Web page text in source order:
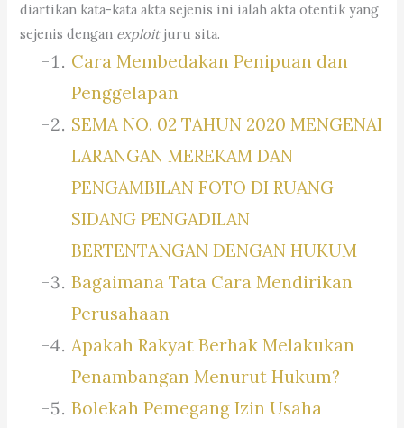
diartikan kata-kata akta sejenis ini ialah akta otentik yang
sejenis dengan exploitjuru sita.
Cara Membedakan Penipuan dan
Penggelapan
SEMA NO. 02 TAHUN 2020 MENGENAI
LARANGAN MEREKAM DAN
PENGAMBILAN FOTO DI RUANG
SIDANG PENGADILAN
BERTENTANGAN DENGAN HUKUM
Bagaimana Tata Cara Mendirikan
Perusahaan
Apakah Rakyat Berhak Melakukan
Penambangan Menurut Hukum?
Bolekah Pemegang Izin Usaha